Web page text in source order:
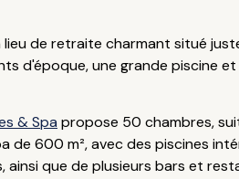
lieu de retraite charmant situé
d'époque, une grande piscine
& Spa propose 50 chambres,
de 600 m², avec des piscines
que de plusieurs bars et